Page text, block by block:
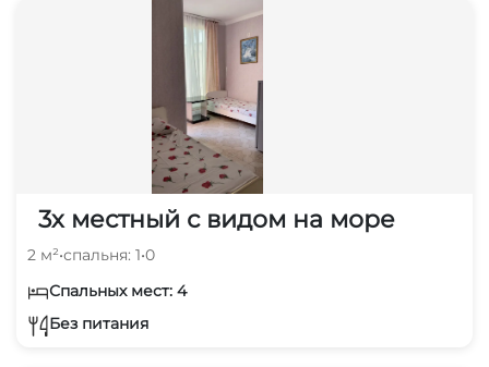
3х местный с видом на море
2 м²•спальня: 1•0
Спальных мест: 4
Без питания